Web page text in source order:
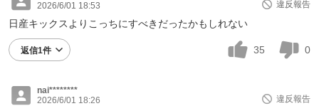
2026/6/01 18:53
違反報告
日産キックスよりこっちにすべきだったかもしれない
返信1件 35 0
nai********
2026/6/01 18:26
違反報告